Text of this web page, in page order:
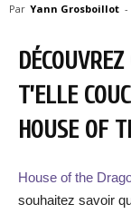
Par Yann Grosboillot -
T’ELLE
HOUSE OF
House of the
souhaitez savoir